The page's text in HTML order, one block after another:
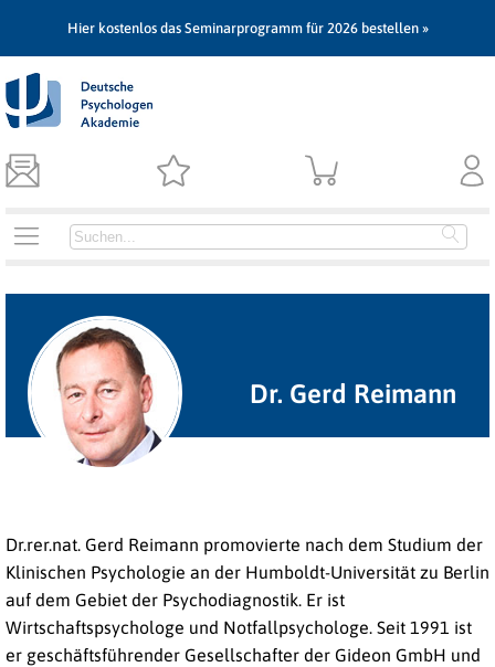
Hier kostenlos das Seminarprogramm für 2026 bestellen »
Dr. Gerd Reimann
Dr.rer.nat. Gerd Reimann promovierte nach dem Studium der
Klinischen Psychologie an der Humboldt-Universität zu Berlin
auf dem Gebiet der Psychodiagnostik. Er ist
Wirtschaftspsychologe und Notfallpsychologe. Seit 1991 ist
er geschäftsführender Gesellschafter der Gideon GmbH und